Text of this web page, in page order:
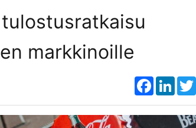
markkinoille